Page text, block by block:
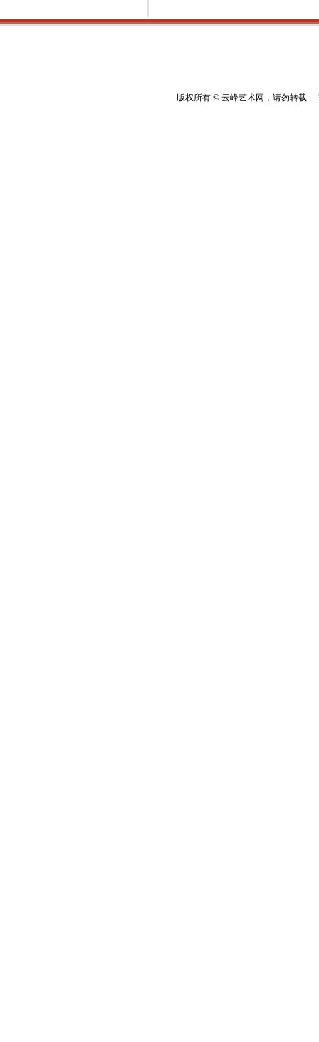
版权所有 © 云峰艺术网，请勿转载